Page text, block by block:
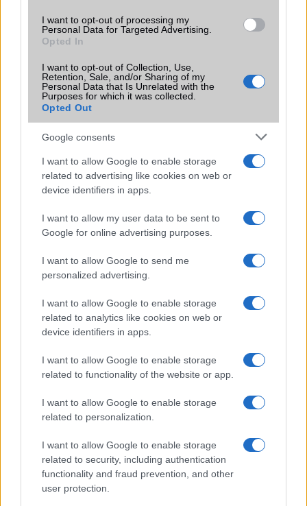
I want to opt-out of processing my
Personal Data for Targeted Advertising.
Opted In
I want to opt-out of Collection, Use,
Retention, Sale, and/or Sharing of my
Personal Data that Is Unrelated with the
Purposes for which it was collected.
Opted Out
Google consents
I want to allow Google to enable storage
related to advertising like cookies on web or
device identifiers in apps.
I want to allow my user data to be sent to
Google for online advertising purposes.
I want to allow Google to send me
personalized advertising.
I want to allow Google to enable storage
related to analytics like cookies on web or
device identifiers in apps.
I want to allow Google to enable storage
related to functionality of the website or app.
I want to allow Google to enable storage
related to personalization.
I want to allow Google to enable storage
related to security, including authentication
functionality and fraud prevention, and other
user protection.
HÍRLEVÉL
Feliratkozás a Telefonguru ingyenes hírlevelére
Elfogadom az
Adatvédelmi és Adatkezelési Tájékoztatót
adatvédelmi irányelveés a
érvényesek.
Korábbi hírlevelek
SZAVAZÁS
tárhellyel érkezik?
Talán, ha más fejlesztések is vannak
Nem, nekem a mostani tárhely is elég